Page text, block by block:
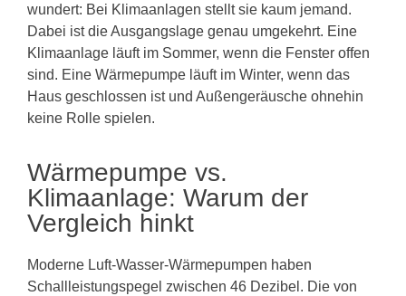
wundert: Bei Klimaanlagen stellt sie kaum jemand.
Dabei ist die Ausgangslage genau umgekehrt. Eine
Klimaanlage läuft im Sommer, wenn die Fenster offen
sind. Eine Wärmepumpe läuft im Winter, wenn das
Haus geschlossen ist und Außengeräusche ohnehin
keine Rolle spielen.
Wärmepumpe vs.
Klimaanlage: Warum der
Vergleich hinkt
Moderne Luft-Wasser-Wärmepumpen haben
Schallleistungspegel zwischen 46 Dezibel. Die von